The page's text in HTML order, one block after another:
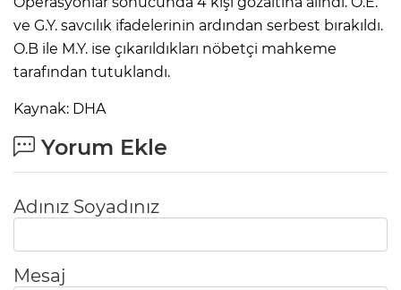
ve G.Y. savcılık ifadelerinin ardından serbest bırakıldı.
O.B ile M.Y. ise çıkarıldıkları nöbetçi mahkeme
tarafından tutuklandı.
Kaynak: DHA
Yorum Ekle
Adınız Soyadınız
Mesaj